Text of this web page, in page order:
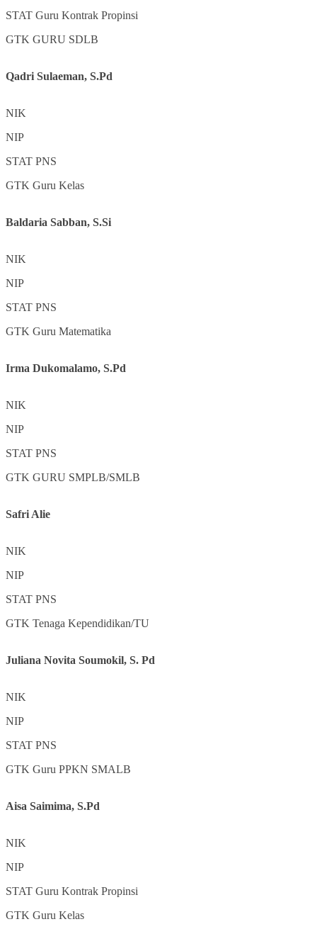
STAT Guru Kontrak Propinsi
GTK GURU SDLB
Qadri Sulaeman, S.Pd
NIK
NIP
STAT PNS
GTK Guru Kelas
Baldaria Sabban, S.Si
NIK
NIP
STAT PNS
GTK Guru Matematika
Irma Dukomalamo, S.Pd
NIK
NIP
STAT PNS
GTK GURU SMPLB/SMLB
Safri Alie
NIK
NIP
STAT PNS
GTK Tenaga Kependidikan/TU
Juliana Novita Soumokil, S. Pd
NIK
NIP
STAT PNS
GTK Guru PPKN SMALB
Aisa Saimima, S.Pd
NIK
NIP
STAT Guru Kontrak Propinsi
GTK Guru Kelas